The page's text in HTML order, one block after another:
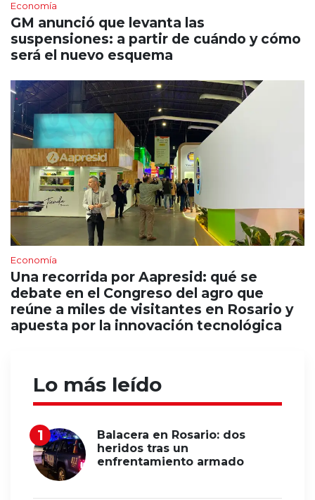
Economía
GM anunció que levanta las
suspensiones: a partir de cuándo y cómo
será el nuevo esquema
Economía
Una recorrida por Aapresid: qué se
debate en el Congreso del agro que
reúne a miles de visitantes en Rosario y
apuesta por la innovación tecnológica
Lo más leído
Balacera en Rosario: dos
heridos tras un
enfrentamiento armado